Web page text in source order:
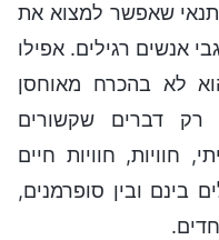
שאפשר למצוא את
אנשים רגילים. אפילו
לא בהכרח מאוחסן
רק דברים שקשורים
חוויות, חוויות חיים
בינם ובין סופרמנים,